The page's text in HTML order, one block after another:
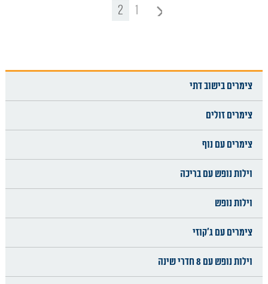
הקודם1
2
צימרים בישוב דתי
צימרים זולים
צימרים עם נוף
וילות נופש עם בריכה
וילות נופש
צימרים עם ג'קוזי
וילות נופש עם 8 חדרי שינה